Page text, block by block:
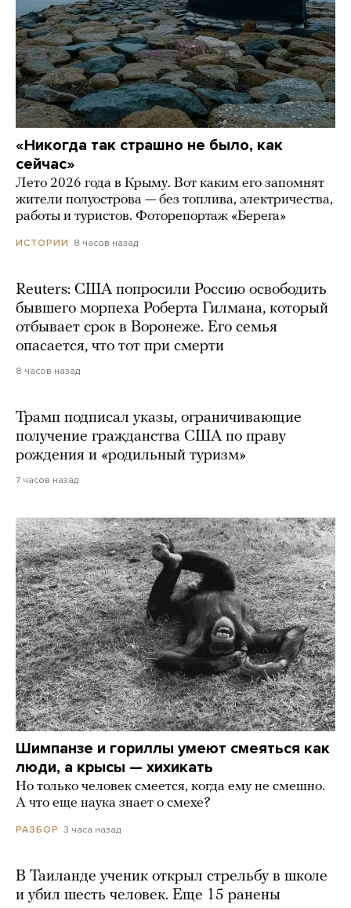
«Никогда так страшно не было, как
сейчас»
Лето 2026 года в Крыму. Вот каким его запомнят
жители полуострова — без топлива, электричества,
работы и туристов. Фоторепортаж «Берега»
ИСТОРИИ 8 часов назад
Reuters: США попросили Россию освободить
бывшего морпеха Роберта Гилмана, который
отбывает срок в Воронеже. Его семья
опасается, что тот при смерти
8 часов назад
Трамп подписал указы, ограничивающие
получение гражданства США по праву
рождения и «родильный туризм»
7 часов назад
Шимпанзе и гориллы умеют смеяться как
люди, а крысы — хихикать
Но только человек смеется, когда ему не смешно.
А что еще наука знает о смехе?
РАЗБОР 3 часа назад
В Таиланде ученик открыл стрельбу в школе
и убил шесть человек. Еще 15 ранены